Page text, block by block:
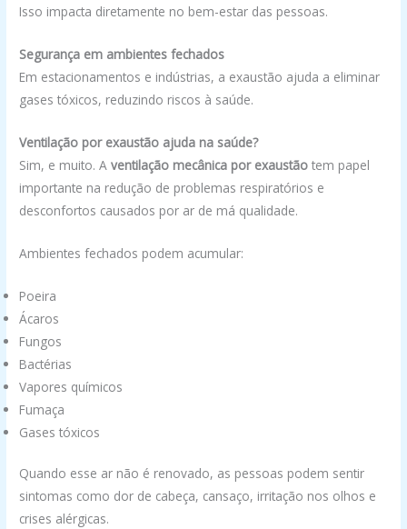
Isso impacta diretamente no bem-estar das pessoas.
Segurança em ambientes fechados
Em estacionamentos e indústrias, a exaustão ajuda a eliminar
gases tóxicos, reduzindo riscos à saúde.
Ventilação por exaustão ajuda na saúde?
Sim, e muito. Aventilação mecânica por exaustão tem papel
importante na redução de problemas respiratórios e
desconfortos causados por ar de má qualidade.
Ambientes fechados podem acumular:
Poeira
Ácaros
Fungos
Bactérias
Vapores químicos
Fumaça
Gases tóxicos
Quando esse ar não é renovado, as pessoas podem sentir
sintomas como dor de cabeça, cansaço, irritação nos olhos e
crises alérgicas.